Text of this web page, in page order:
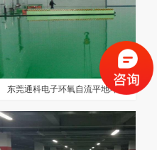
东莞通科电子环氧自流平地坪漆